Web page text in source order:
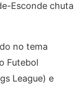
Esconde chuta
no tema
Futebol
League) e